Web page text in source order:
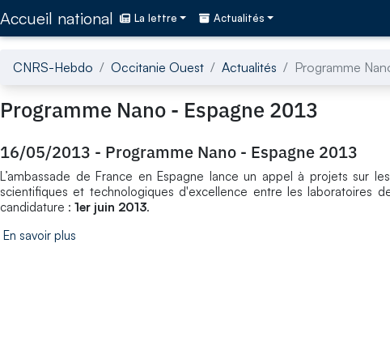
Accueil national La lettre Actualités
CNRS-Hebdo Occitanie Ouest Actualités Programme
Programme Nano - Espagne 2013
16/05/2013 - Programme Nano - Espagne 2013
L’ambassade de France en Espagne lance un appel à projets sur
scientifiques et technologiques d'excellence entre les laboratoires
candidature : 1er juin 2013.
En savoir plus